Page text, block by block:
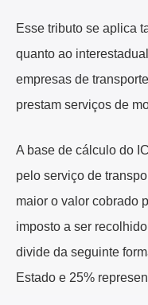
Esse tributo se aplica
quanto ao
empresas de
prestam serviços de
A base de cálculo do
pelo serviço de
maior o valor cobrado
imposto a ser
divide da seguinte
Estado e 25%